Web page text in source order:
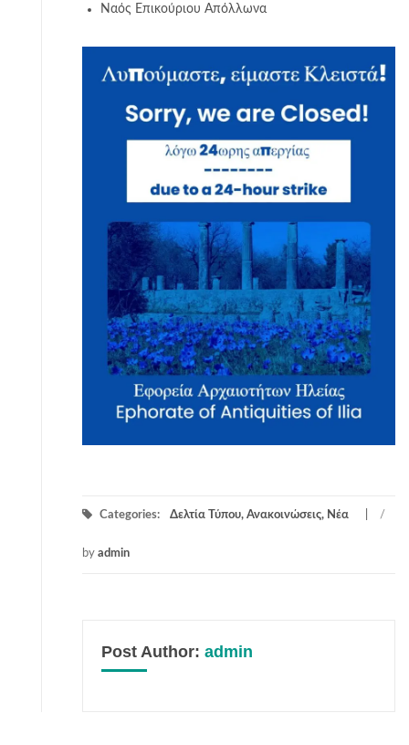
Ναός Επικούριου Απόλλωνα
Categories: Δελτία Τύπου, Ανακοινώσεις, Νέα /
by admin
Post Author: admin